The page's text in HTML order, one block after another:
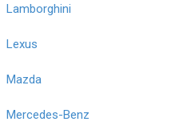
Lamborghini
Lexus
Mazda
Mercedes-Benz